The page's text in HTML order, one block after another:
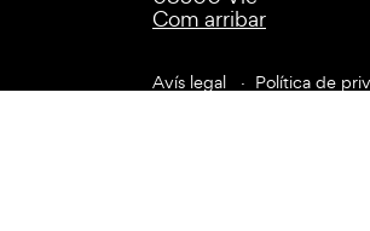
Com arribar
Avís legal Política de